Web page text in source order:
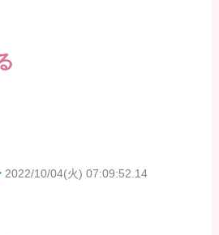
2022/10/04(火) 07:09:52.14